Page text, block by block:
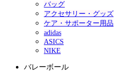
バッグ
アクセサリー・グッズ
ケア・サポーター用品
adidas
ASICS
NIKE
バレーボール